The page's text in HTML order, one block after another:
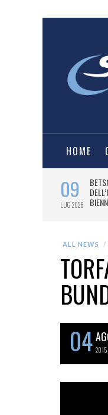
HOME
09
LUG 2026
ALL NEWS
04 2015